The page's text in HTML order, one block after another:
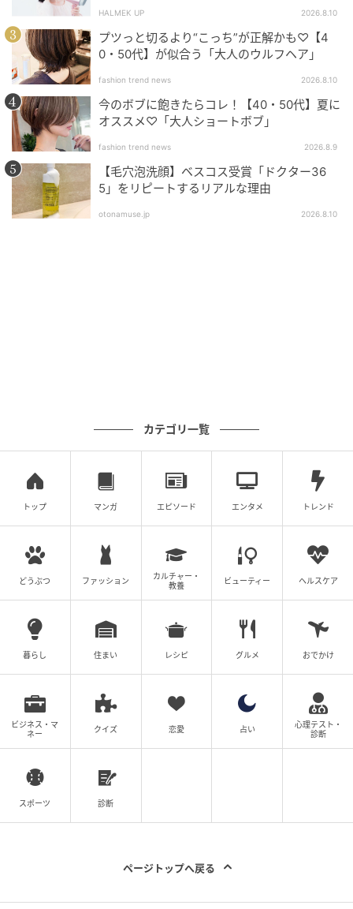
なもの」「自分を丁寧に扱うことで見た目はもちろん
心も整う」の声に代表されるように、自身の生活や人
生を支えるものとして美容を捉えている人も。
美容は楽しいと答えた方へ
美容は苦しい時もある？
「限界があるから」
人の気持ちに、波や揺らぎがあるのは自然なこと。今
回のアンケートでも、美容に前向きな回答をした人の7
割以上が「苦しい時もある」と答えている。
「技術の進化で選択肢がどんどん増え、無限にお金が
かかる」「年齢的に、そろそろエイジングケアを始め
ていなくてはいけないと思うと悲しい……」など、美容
に関する知識や関心が深いからこそ、より現実的な悩
みが生じている様子。
美容は苦しい？
HALMEK UP 2026.8.10
プツっと切るより“こっち”が正解かも♡【4
0・50代】が似合う「大人のウルフヘア」
fashion trend news 2026.8.10
今のボブに飽きたらコレ！【40・50代】夏に
オススメ♡「大人ショートボブ」
fashion trend news 2026.8.9
【毛穴泡洗顔】ベスコス受賞「ドクター36
5」をリピートするリアルな理由
otonamuse.jp 2026.8.10
カテゴリ一覧
トップ マンガ エピソード エンタメ トレンド
どうぶつ ファッション
カルチャー・
教養
ビューティー ヘルスケア
暮らし 住まい レシピ グルメ おでかけ
ビジネス・マ
ネー
クイズ 恋愛 占い
心理テスト・
診断
スポーツ 診断
ページトップへ戻る